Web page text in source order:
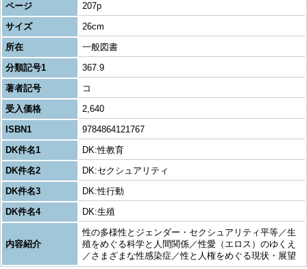
ページ
207p
サイズ
26cm
所在
一般図書
分類記号1
367.9
著者記号
コ
受入価格
2,640
ISBN1
9784864121767
DK件名1
DK:性教育
DK件名2
DK:セクシュアリティ
DK件名3
DK:性行動
DK件名4
DK:生殖
内容紹介
性の多様性とジェンダー・セクシュアリティ平等／生
殖をめぐる科学と人間関係／性愛（エロス）のゆくえ
／さまざまな性感染症／性と人権をめぐる現状・展望